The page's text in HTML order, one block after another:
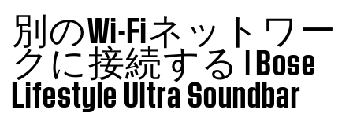
別のWi-Fiネットワー
クに接続する | Bose
Lifestyle Ultra Soundbar